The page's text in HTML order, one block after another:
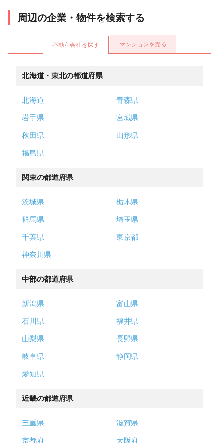
周辺の企業・物件を検索する
不動産会社を探す マンションを売る
北海道・東北の都道府県
北海道
青森県
岩手県
宮城県
秋田県
山形県
福島県
関東の都道府県
茨城県
栃木県
群馬県
埼玉県
千葉県
東京都
神奈川県
中部の都道府県
新潟県
富山県
石川県
福井県
山梨県
長野県
岐阜県
静岡県
愛知県
近畿の都道府県
三重県
滋賀県
京都府
大阪府